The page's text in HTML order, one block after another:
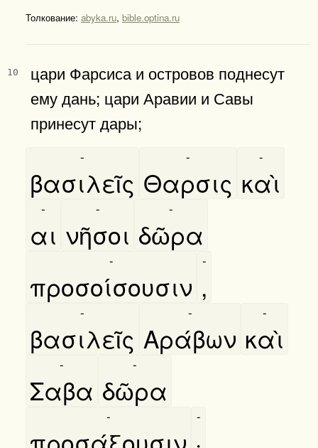
Толкование: abyka.ru, bible.optina.ru
10
цари Фарсиса и островов поднесут
ему дань; цари Аравии и Савы
принесут дары;
βασιλεῖς
-
Θαρσις
-
καὶ
-
αι
-
νῆσοι
-
δῶρα
-
προσοίσουσιν
-
,
-
βασιλεῖς
-
Αράβων
-
καὶ
-
Σαβα
-
δῶρα
-
- -